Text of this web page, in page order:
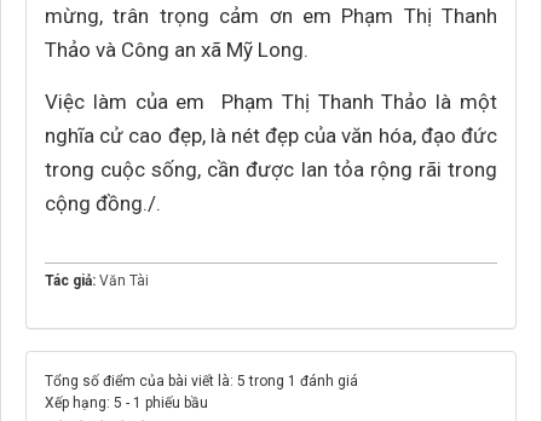
mừng, trân trọng cảm ơn em Phạm Thị Thanh
Thảo và Công an xã Mỹ Long.
Việc làm của em Phạm Thị Thanh Thảo là một
nghĩa cử cao đẹp, là nét đẹp của văn hóa, đạo đức
trong cuộc sống, cần được lan tỏa rộng rãi trong
cộng đồng./.
Tác giả: Văn Tài
Tổng số điểm của bài viết là: 5 trong 1 đánh giá
Xếp hạng: 5 - 1 phiếu bầu